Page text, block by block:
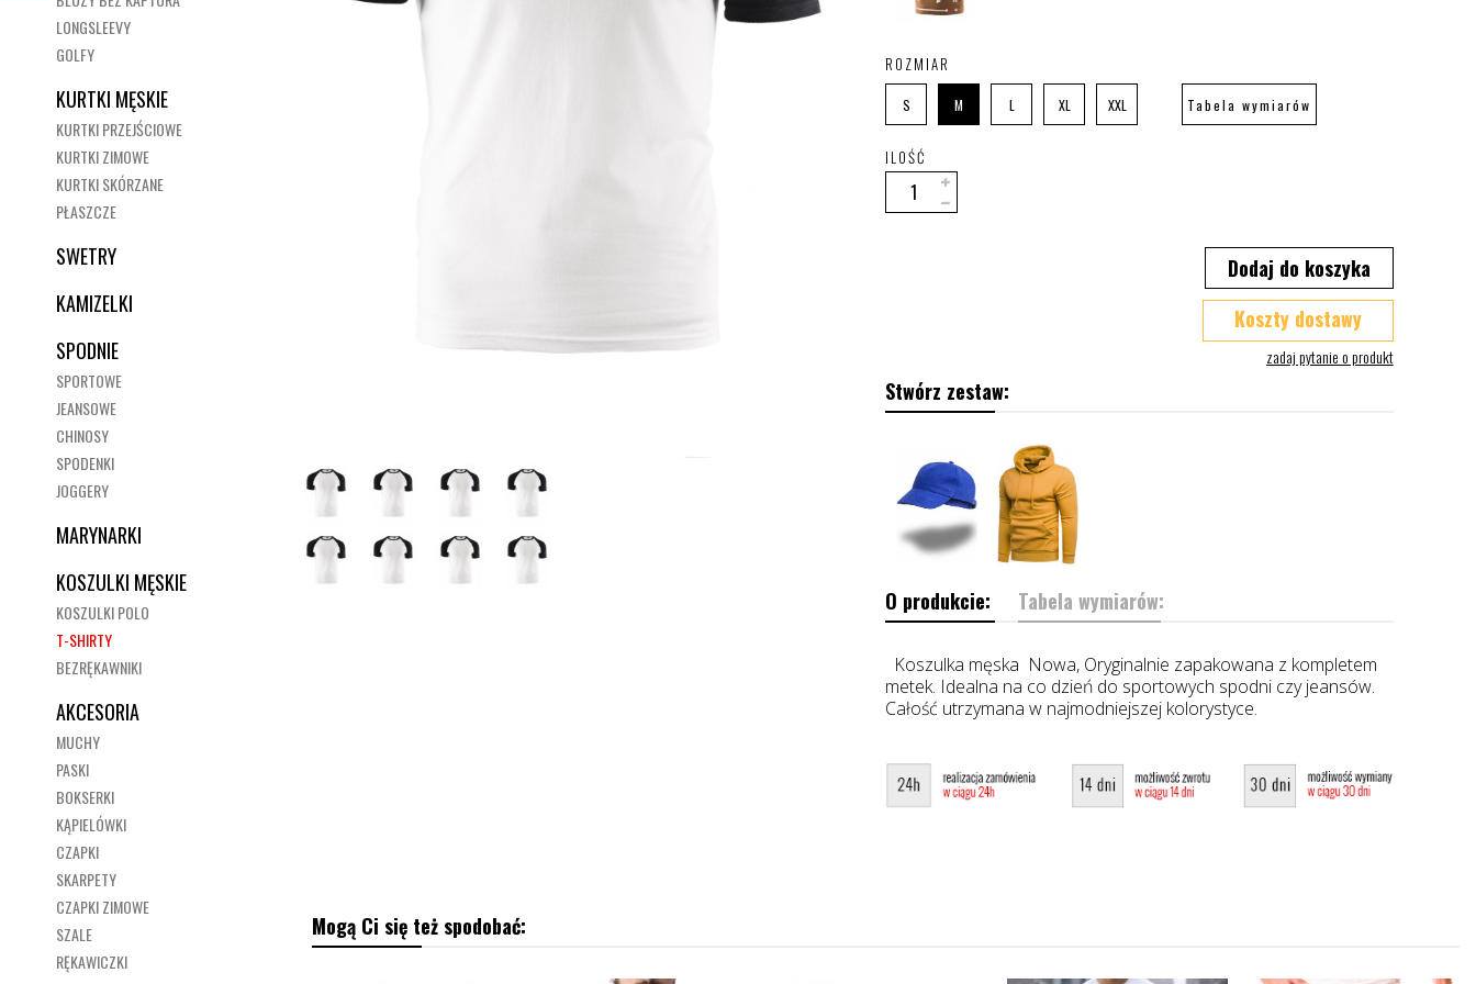
LONGSLEEVY
GOLFY
KURTKI MĘSKIE
KURTKI PRZEJŚCIOWE
KURTKI ZIMOWE
KURTKI SKÓRZANE
PŁASZCZE
SWETRY
KAMIZELKI
SPODNIE
SPORTOWE
JEANSOWE
CHINOSY
SPODENKI
JOGGERY
MARYNARKI
KOSZULKI MĘSKIE
KOSZULKI POLO
T-SHIRTY
BEZRĘKAWNIKI
AKCESORIA
MUCHY
PASKI
BOKSERKI
KĄPIELÓWKI
CZAPKI
SKARPETY
CZAPKI ZIMOWE
SZALE
RĘKAWICZKI
ROZMIAR
S M L XL XXL Tabela wymiarów
ILOŚĆ
Dodaj do koszyka
Koszty dostawy
Stwórz zestaw:
O produkcie: Tabela wymiarów:
Koszulka męska Nowa, Oryginalnie zapakowana z kompletem
metek. Idealna na co dzień do sportowych spodni czy jeansów.
Całość utrzymana w najmodniejszej kolorystyce.
Mogą Ci się też spodobać: